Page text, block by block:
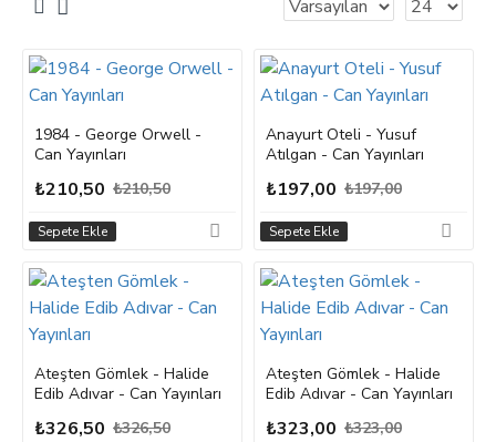
1984 - George Orwell -
Can Yayınları
₺210,50 ₺210,50
Sepete Ekle
Anayurt Oteli - Yusuf
Atılgan - Can Yayınları
₺197,00 ₺197,00
Sepete Ekle
Ateşten Gömlek - Halide
Edib Adıvar - Can Yayınları
₺326,50 ₺326,50
Ateşten Gömlek - Halide
Edib Adıvar - Can Yayınları
₺323,00 ₺323,00